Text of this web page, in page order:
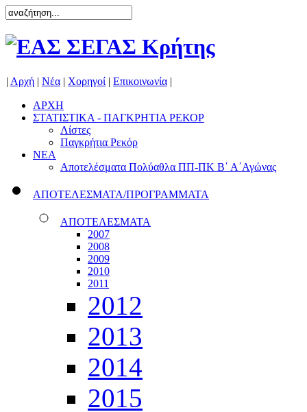
| Αρχή | Νέα | Χορηγοί | Επικοινωνία |
ΑΡΧΗ
ΣΤΑΤΙΣΤΙΚΑ - ΠΑΓΚΡΗΤΙΑ ΡΕΚΟΡ
Λίστες
Παγκρήτια Ρεκόρ
ΝΕΑ
Αποτελέσματα Πολύαθλα ΠΠ-ΠΚ Β΄ Α΄Αγώνας
ΑΠΟΤΕΛΕΣΜΑΤΑ/ΠΡΟΓΡΑΜΜΑΤΑ
ΑΠΟΤΕΛΕΣΜΑΤΑ
2007
2008
2009
2010
2011
2012
2013
2014
2015